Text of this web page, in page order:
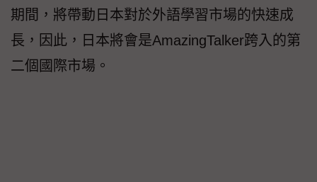
期間，將帶動日本對於外語學習市場的快速成
長，因此，日本將會是AmazingTalker跨入的第
二個國際市場。